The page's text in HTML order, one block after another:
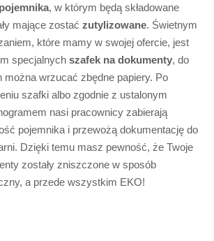
pojemnika, w którym będą składowane
mające zostać zutylizowane. Świetnym
które mamy w swojej ofercie, jest
specjalnych szafek na dokumenty, do
można wrzucać zbędne papiery. Po
szafki albo zgodnie z ustalonym
nasi pracownicy zabierają
pojemnika i przewożą dokumentację do
Dzięki temu masz pewność, że Twoje
zostały zniszczone w sposób
a przede wszystkim EKO!